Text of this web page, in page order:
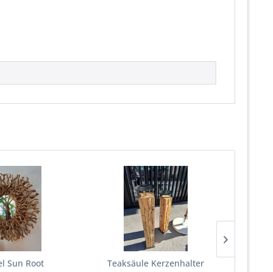
Sun Root Teaksäule Kerzenhalter